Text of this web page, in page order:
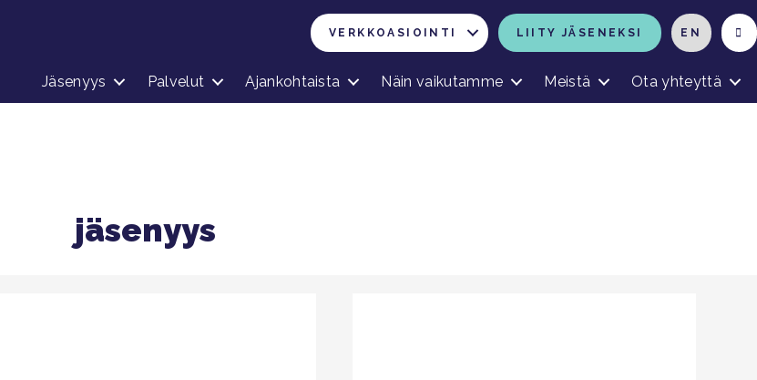
VERKKOASIOINTI LIITY JÄSENEKSI EN
Jäsenyys Palvelut Ajankohtaista Näin vaikutamme Meistä Ota yhteyttä
jäsenyys